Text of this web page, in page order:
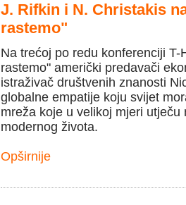
J. Rifkin i N. Christakis
rastemo"
Na trećoj po redu konferenciji
rastemo" američki predavači
istraživač društvenih znanosti
globalne empatije koju svijet
mreža koje u velikoj mjeri
modernog života.
Opširnije